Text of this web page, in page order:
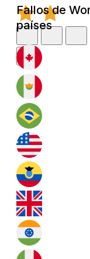
Fallos de
países